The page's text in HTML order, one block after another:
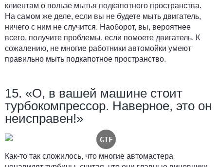
клиентам о пользе мытья подкапотного пространства.
На самом же деле, если вы не будете мыть двигатель,
ничего с ним не случится. Наоборот, вы, вероятнее
всего, получите проблемы, если помоете двигатель. К
сожалению, не многие работники автомойки умеют
правильно мыть подкапотное пространство.
15. «О, в вашей машине стоит
турбокомпрессор. Наверное, это он
неисправен!»
Как-то так сложилось, что многие автомастера